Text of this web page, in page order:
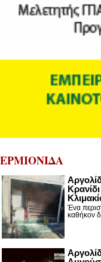
ΕΡΜΙΟΝΙΔΑ
Ένα
καθήκον